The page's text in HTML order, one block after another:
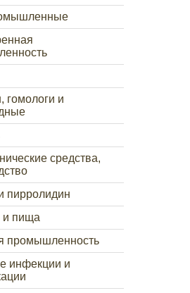
гомологи и
средства,
пирролидин
и пища
промышленность
инфекции и